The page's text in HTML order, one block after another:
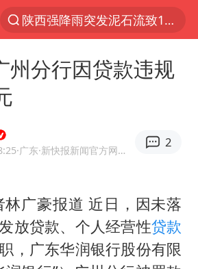
探寻“技能+”促就业创业新路
维持强台风级！白海豚直奔华东沿海
41岁女子为鼓励女儿考上985研究生
24小时不关空调 电费反而更低？
“事业单位招聘不是人情买卖”
涨价1元的冰红茶 两年少赚了15亿
州分行因贷款违规
·广东 ·新快报新闻官方网易号
2
广豪报道 近日，因未落
放贷款、个人经营性贷款
，广东华润银行股份有限